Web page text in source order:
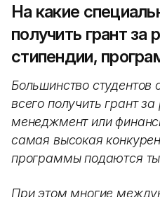
На какие
получить грант за
стипендии,
Большинство студентов
всего получить грант
менеджмент или
самая высокая
программы подаются
При этом многие